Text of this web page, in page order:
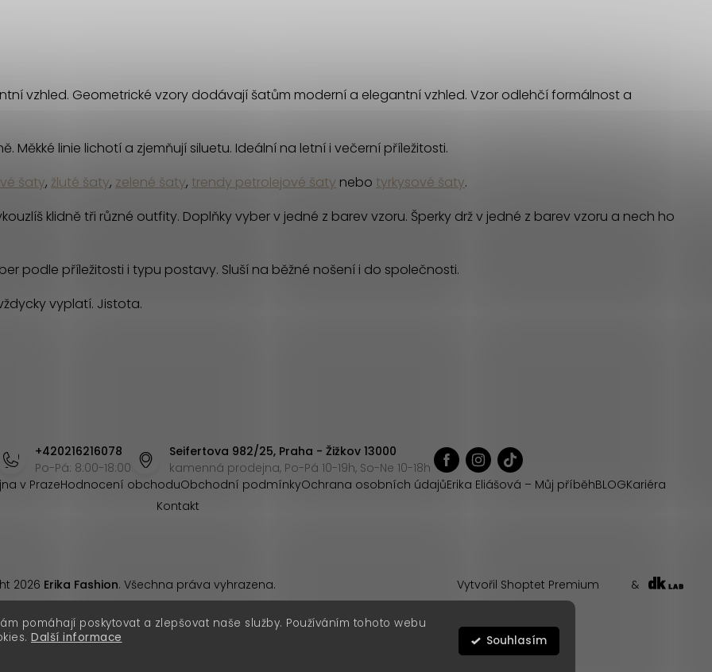
pomáhají poskytovat a zlepšovat naše služby. Používáním tohoto webu
Další informace Souhlasím
vzhled. Geometrické vzory dodávají šatům moderní a elegantní vzhled. Vzor odlehčí formálnost a
Měkké linie lichotí a zjemňují siluetu. Ideální na letní i večerní příležitosti.
šaty, žluté šaty, zelené šaty, trendy petrolejové šaty nebo tyrkysové šaty.
klidně tři různé outfity. Doplňky vyber v jedné z barev vzoru. Šperky drž v jedné z barev vzoru a nech ho
podle příležitosti i typu postavy. Sluší na běžné nošení i do společnosti.
vyplatí. Jistota.
+420216216078
Po-Pá: 8:00-18:00
Seifertova 982/25, Praha - Žižkov 13000
kamenná prodejna, Po-Pá 10-19h, So-Ne 10-18h
v PrazeHodnocení obchoduObchodní podmínkyOchrana osobních údajůErika Eliášová – Můj příběhBLOGKariéra
Kontakt
Vytvořil Shoptet Premium &
2026 Erika Fashion. Všechna práva vyhrazena.